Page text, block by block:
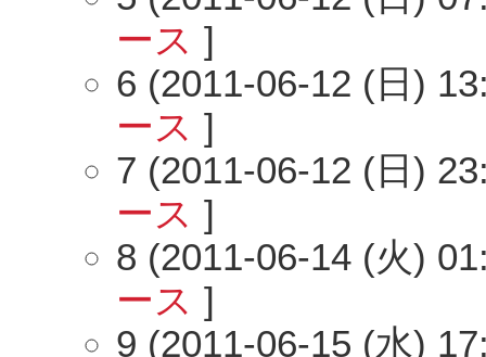
ース ]
6 (2011-06-12 (日)
ース ]
7 (2011-06-12 (日)
ース ]
8 (2011-06-14 (火)
ース ]
9 (2011-06-15 (水)